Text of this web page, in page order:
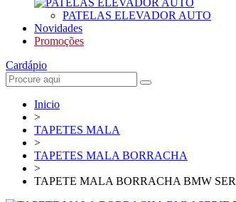
PATELAS ELEVADOR AUTO
Novidades
Promoções
Cardápio
Inicio
>
TAPETES MALA
>
TAPETES MALA BORRACHA
>
TAPETE MALA BORRACHA BMW